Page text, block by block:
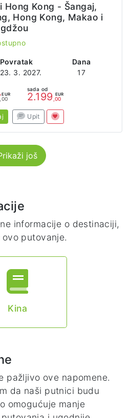
Povratak
23. 3. 2027.
Dana
17
Hong Kong - Šangaj,
Hong Kong, Makao i
EUR
,00
sada od
2.199 EUR
,00
Upit
još
informacije o destinaciji,
putovanje.
Kina
pažljivo ove napomene.
da naši putnici budu
omogućuje manje